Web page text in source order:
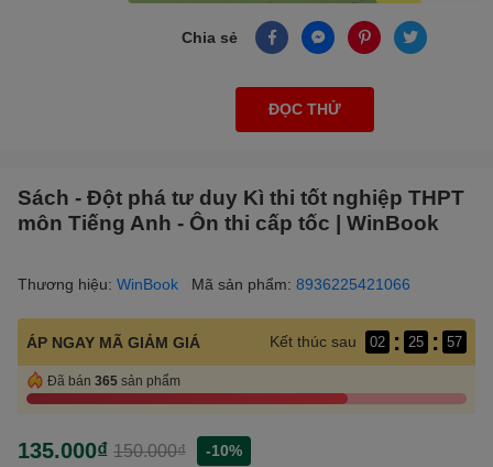
Chia sẻ
ĐỌC THỬ
Sách - Đột phá tư duy Kì thi tốt nghiệp THPT
môn Tiếng Anh - Ôn thi cấp tốc | WinBook
Thương hiệu: WinBook Mã sản phẩm: 8936225421066
ÁP NGAY MÃ GIẢM GIÁ Kết thúc sau 02 : 25 : 56
Đã bán 365 sản phẩm
135.000₫ 150.000₫
-10%